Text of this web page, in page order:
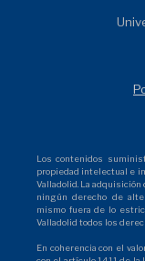
Los contenidos
propiedad intelectual e
Valladolid. La
ningún derecho de
mismo fuera de lo
Valladolid todos los
En coherencia con el